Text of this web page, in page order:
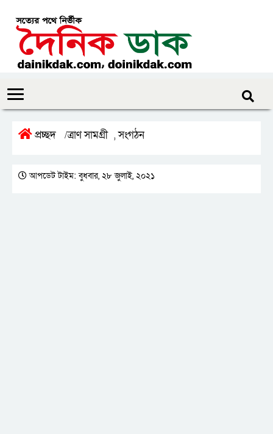
প্রচ্ছদ /ত্রাণ সামগ্রী ,সংগঠন
আপডেট টাইম: বুধবার, ২৮ জুলাই, ২০২১